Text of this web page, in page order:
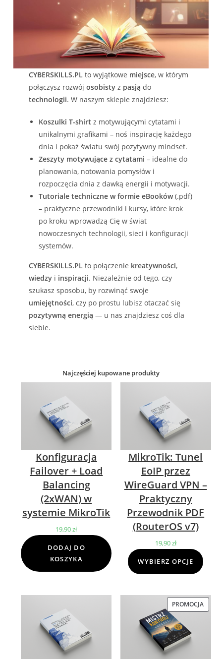
CYBERSKILLS.PL to wyjątkowe miejsce, w którym
połączysz rozwójosobisty z pasją do
technologii. W naszym sklepie znajdziesz:
Koszulki T-shirt z motywującymi cytatami i
unikalnymi grafikami – noś inspirację każdego
dnia i pokaż światu swój pozytywny mindset.
Zeszyty motywujące z cytatami – idealne do
planowania, notowania pomysłów i
rozpoczęcia dnia z dawką energii i motywacji.
Tutoriale techniczne w formie eBooków(.pdf)
– praktyczne przewodniki i kursy, które krok
po kroku wprowadzą Cię w świat
nowoczesnych technologii, sieci i konfiguracji
systemów.
CYBERSKILLS.PL to połączenie kreatywności,
wiedzy i inspiracji. Niezależnie od tego, czy
szukasz sposobu, by rozwinąć swoje
umiejętności, czy po prostu lubisz otaczać się
pozytywną energią — u nas znajdziesz coś dla
siebie.
Najczęściej kupowane produkty
Konfiguracja
Failover + Load
Balancing
(2xWAN) w
systemie MikroTik
19,90zł
DODAJ DO
KOSZYKA
MikroTik: Tunel
EoIP przez
WireGuard VPN –
Praktyczny
Przewodnik PDF
(RouterOS v7)
19,90zł
WYBIERZ OPCJE
PROMOCJA